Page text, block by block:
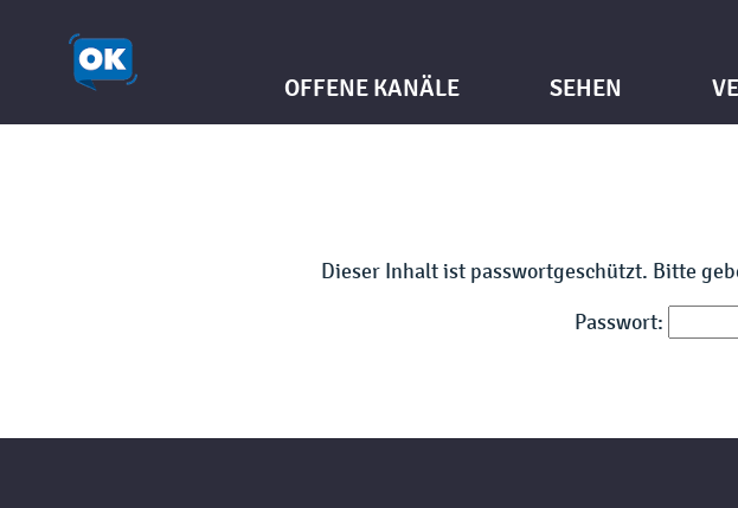
OFFENE KANÄLE SEHEN
Dieser Inhalt ist passwortgeschützt. Bitte
Passwort: